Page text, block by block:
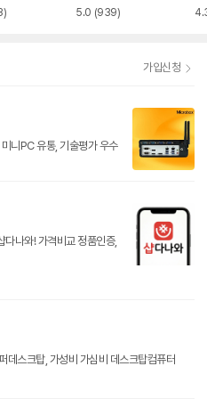
5.0 (939)
가입신청
니PC 유통, 기술평가 우수
나와! 가격비교 정품인증,
데스크탑, 가성비 가심비 데스크탑컴퓨터